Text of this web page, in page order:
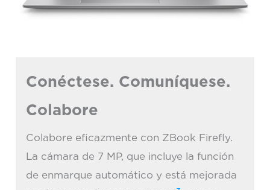
Conéctese. Comuníquese.
Colabore
Colabore eficazmente con ZBook Firefly.
La cámara de 7 MP, que incluye la función
de enmarque automático y está mejorada